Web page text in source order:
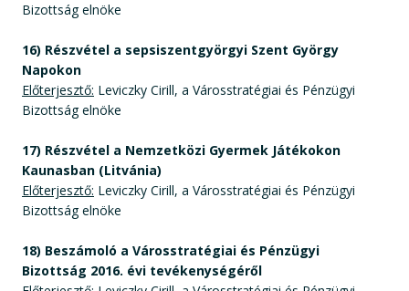
Bizottság elnöke
16) Részvétel a sepsiszentgyörgyi Szent György
Napokon
Előterjesztő: Leviczky Cirill, a Városstratégiai és Pénzügyi
Bizottság elnöke
17) Részvétel a Nemzetközi Gyermek Játékokon
Kaunasban (Litvánia)
Előterjesztő: Leviczky Cirill, a Városstratégiai és Pénzügyi
Bizottság elnöke
18) Beszámoló a Városstratégiai és Pénzügyi
Bizottság 2016. évi tevékenységéről